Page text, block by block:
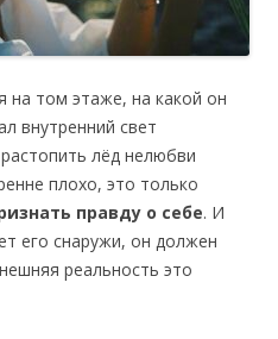
на том этаже, на какой он
внутренний свет
лёд нелюбви
плохо, это только
правду о себе. И
его снаружи, он должен
реальность это